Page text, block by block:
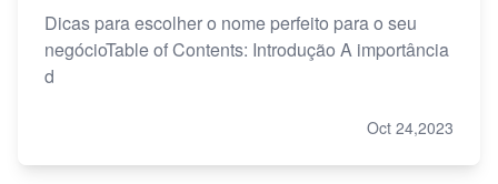
Dicas para escolher o nome perfeito para o seu
negócioTable of Contents: Introdução A importância
d
Oct 24,2023